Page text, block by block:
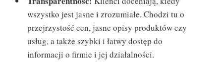
wszystko jest jasne i zrozumiałe. Chodzi tu o
przejrzystość cen, jasne opisy produktów czy
usług, a także szybki i łatwy dostęp do
informacji o firmie i jej działalności.